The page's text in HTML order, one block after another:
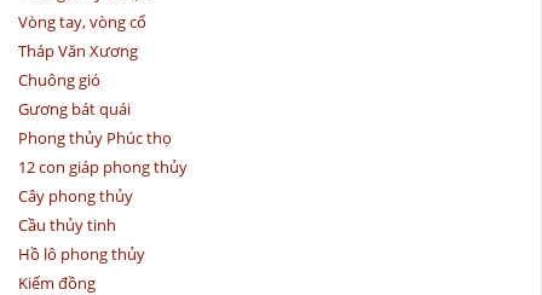
Vòng tay, vòng cổ
Tháp Văn Xương
Chuông gió
Gương bát quái
Phong thủy Phúc thọ
12 con giáp phong thủy
Cây phong thủy
Cầu thủy tinh
Hồ lô phong thủy
Kiếm đồng